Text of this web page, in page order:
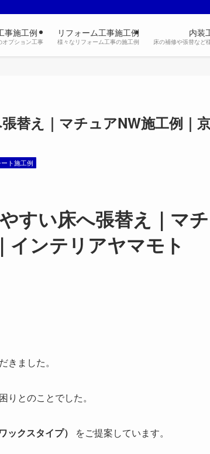
事施工例
オプション工事
リフォーム工事施工例
様々なリフォーム工事の施工例
内装
床の補修や張替など
替え｜マチュアNW施工例｜
ト施工例
すい床へ張替え｜マ
インテリアヤマモト
ました。
とのことでした。
ックスタイプ） をご提案しています。